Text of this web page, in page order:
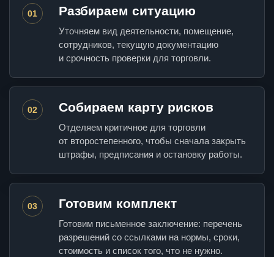
01 Разбираем ситуацию
Уточняем вид деятельности, помещение,
сотрудников, текущую документацию
и срочность проверки для торговли.
02 Собираем карту рисков
Отделяем критичное для торговли
от второстепенного, чтобы сначала закрыть
штрафы, предписания и остановку работы.
03 Готовим комплект
Готовим письменное заключение: перечень
разрешений со ссылками на нормы, сроки,
стоимость и список того, что не нужно.